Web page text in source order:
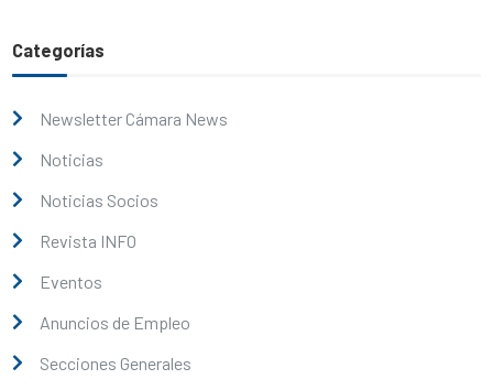
Categorías
Newsletter Cámara News
Noticias
Noticias Socios
Revista INFO
Eventos
Anuncios de Empleo
Secciones Generales